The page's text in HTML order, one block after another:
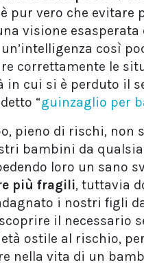
pur vero che evitare
visione
così
correttamente le
cui si è perduto il
“guinzaglio per
pieno di rischi, non
bambini da
loro un sano
più fragili, tuttavia
i nostri figli
il necessario
ostile al rischio,
nella vita di un